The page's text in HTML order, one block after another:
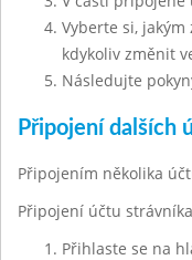
Vyberte si,
kdykoliv změnit
Následujte
Připojení dalších
Připojením několika
Připojení účtu
Přihlaste se na